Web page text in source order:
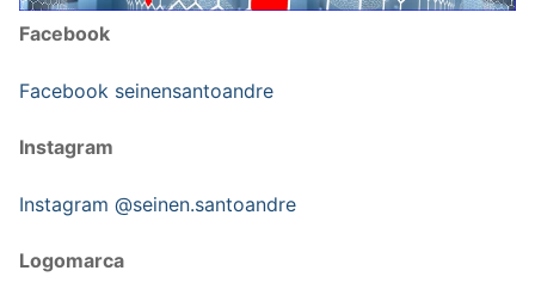
Facebook
Facebook seinensantoandre
Instagram
Instagram @seinen.santoandre
Logomarca